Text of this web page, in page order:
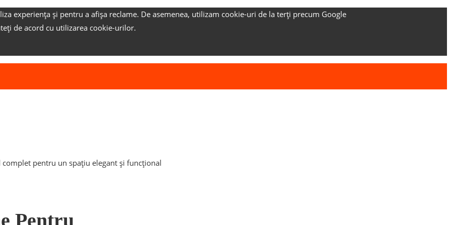
experiența și pentru a afișa reclame. De asemenea, utilizam cookie-uri de la terți precum Google
de acord cu utilizarea cookie-urilor.
pentru un spațiu elegant și funcțional
Pentru